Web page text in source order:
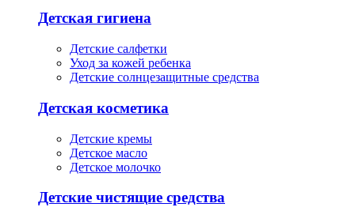
Детская гигиена
Детские салфетки
Уход за кожей ребенка
Детские солнцезащитные средства
Детская косметика
Детские кремы
Детское масло
Детское молочко
Детские чистящие средства